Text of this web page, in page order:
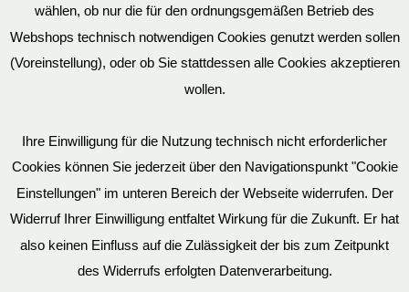
Vertrag widerrufen
Impressum
wählen, ob nur die für den ordnungsgemäßen Betrieb des
Webshops technisch notwendigen Cookies genutzt werden sollen
(Voreinstellung), oder ob Sie stattdessen alle Cookies akzeptieren
wollen.
Ihre Einwilligung für die Nutzung technisch nicht erforderlicher
Cookies können Sie jederzeit über den Navigationspunkt "Cookie
Einstellungen" im unteren Bereich der Webseite widerrufen. Der
Widerruf Ihrer Einwilligung entfaltet Wirkung für die Zukunft. Er hat
also keinen Einfluss auf die Zulässigkeit der bis zum Zeitpunkt
des Widerrufs erfolgten Datenverarbeitung.